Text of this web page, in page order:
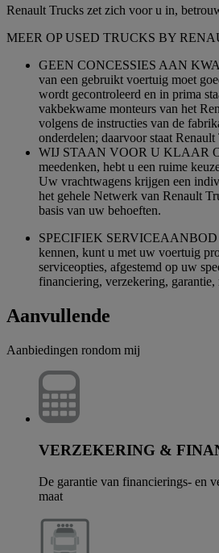
Renault Trucks zet zich voor u in,
MEER OP USED TRUCKS BY
GEEN CONCESSIES AAN
van een gebruikt voertuig moet
wordt gecontroleerd en in prima
vakbekwame monteurs van het
volgens de instructies van de
onderdelen; daarvoor staat Renault
WIJ STAAN VOOR U KLAAR
meedenken, hebt u een ruime
Uw vrachtwagens krijgen een
het gehele Netwerk van Renault
basis van uw behoeften.
SPECIFIEK SERVICEAANBOD
kennen, kunt u met uw voertuig
serviceopties, afgestemd op uw
financiering, verzekering,
Aanvullende
Aanbiedingen rondom mij
VERZEKERING &
De garantie van financierings- en
maat